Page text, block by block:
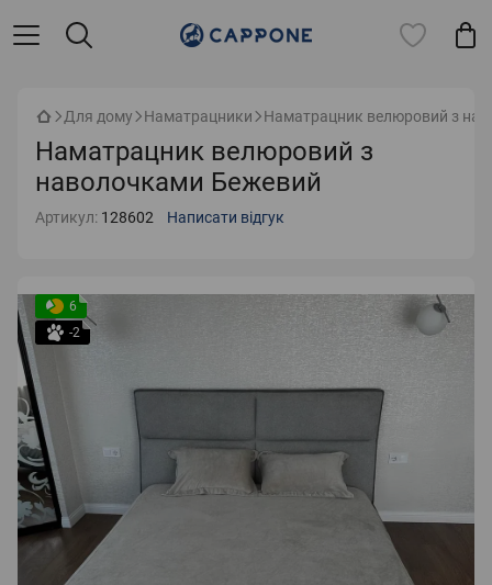
Для дому Наматрацники Наматрацник велюровий з
Наматрацник велюровий з
наволочками Бежевий
Артикул: 128602 Написати відгук
6
-2